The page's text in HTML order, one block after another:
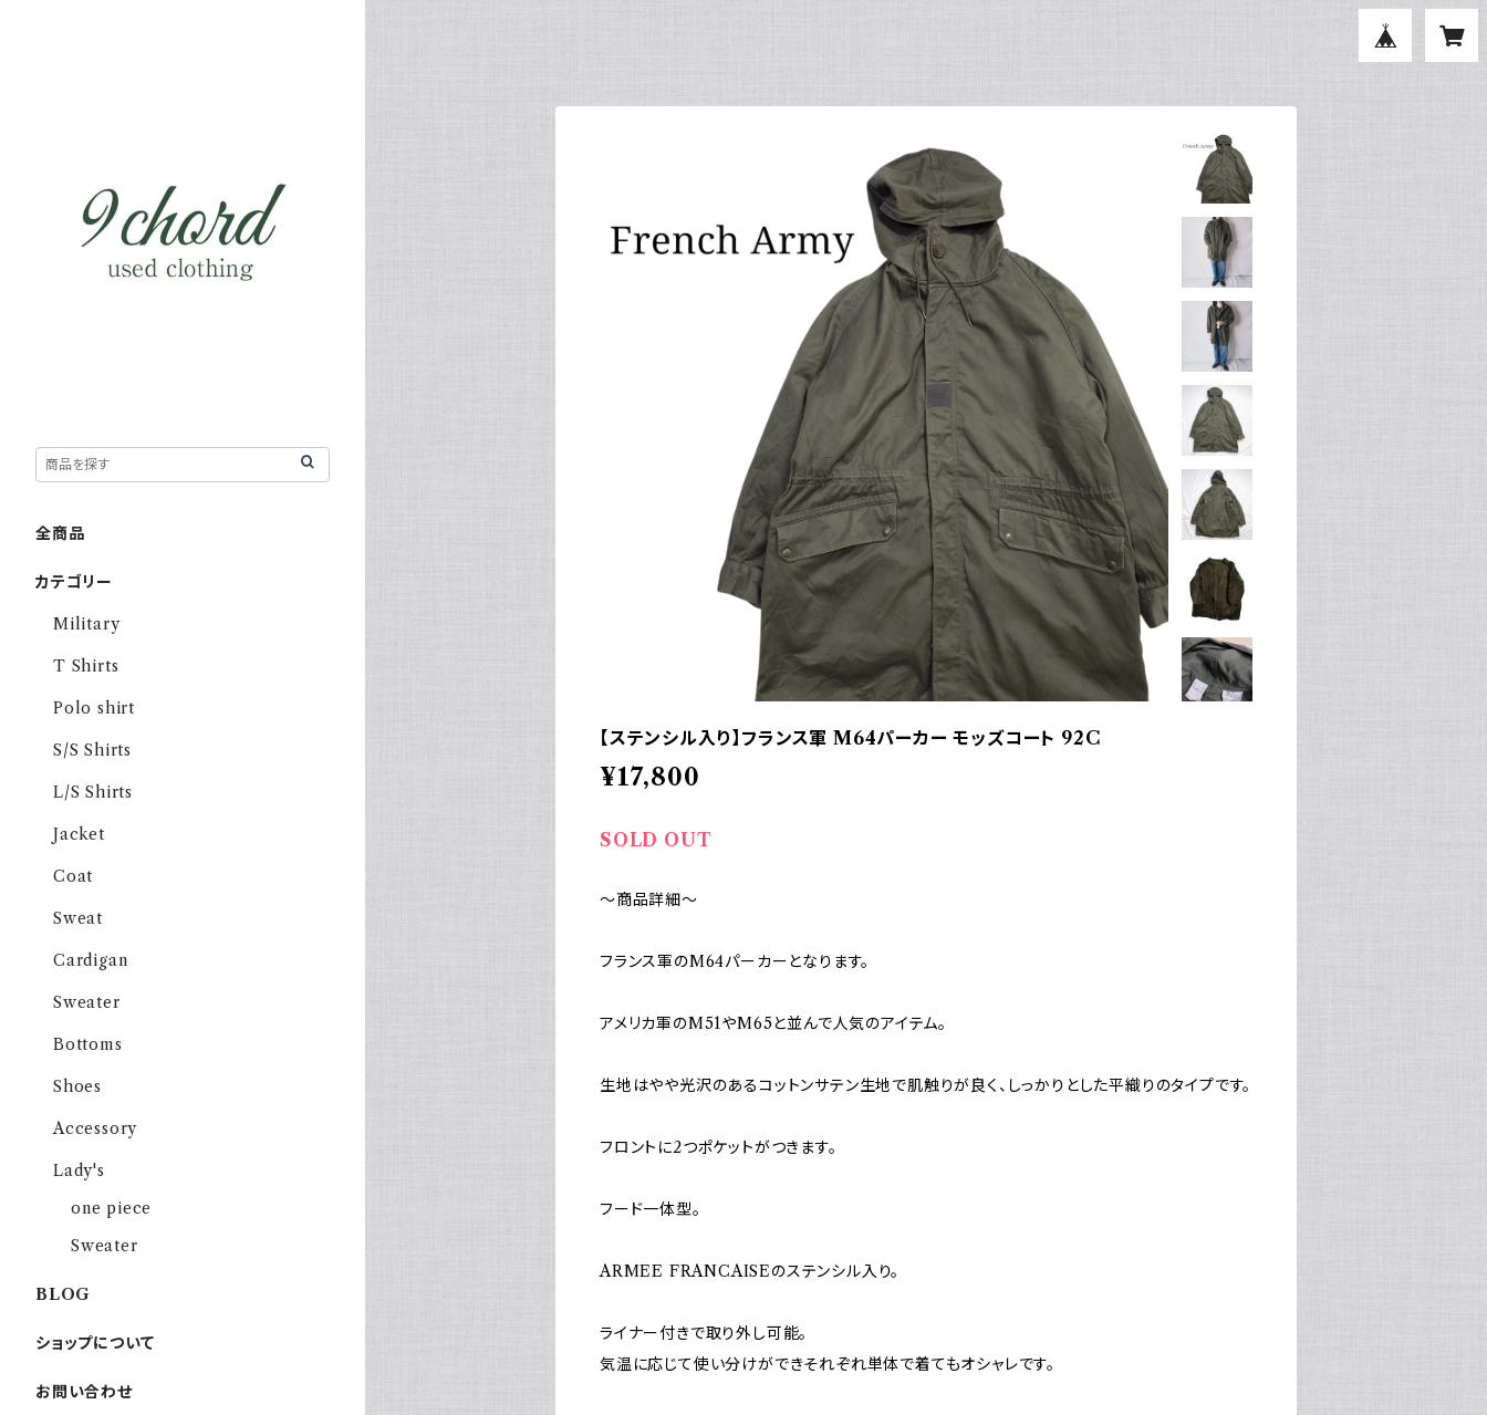
【ステンシル入り】フランス軍 M64パーカー モッズコート 92C
¥17,800
SOLD OUT
～商品詳細～
フランス軍のM64パーカーとなります。
アメリカ軍のM51やM65と並んで人気のアイテム。
生地はやや光沢のあるコットンサテン生地で肌触りが良く、しっかりとした平織りのタイプです。
フロントに2つポケットがつきます。
フード一体型。
ARMEE FRANCAISEのステンシル入り。
ライナー付きで取り外し可能。
気温に応じて使い分けができそれぞれ単体で着てもオシャレです。
全商品
カテゴリー
Military
T Shirts
Polo shirt
S/S Shirts
L/S Shirts
Jacket
Coat
Sweat
Cardigan
Sweater
Bottoms
Shoes
Accessory
Lady's
one piece
Sweater
BLOG
ショップについて
お問い合わせ